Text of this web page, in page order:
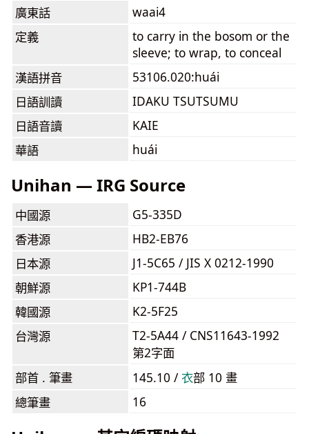
廣東話
waai4
定義
to carry in the bosom or the
sleeve; to wrap, to conceal
漢語拼音
53106.020:huái
日語訓讀
IDAKU TSUTSUMU
日語音讀
KAIE
華語
huái
Unihan — IRG Source
中國源
G5-335D
香港源
HB2-EB76
日本源
J1-5C65 / JIS X 0212-1990
朝鮮源
KP1-744B
韓國源
K2-5F25
台灣源
T2-5A44 / CNS11643-1992
第2字面
部首 . 筆畫
145.10 /⾐部 10 畫
總筆畫
16